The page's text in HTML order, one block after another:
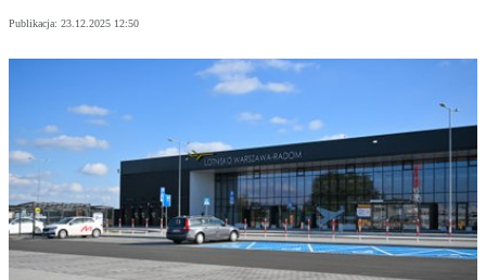
Publikacja: 23.12.2025 12:50